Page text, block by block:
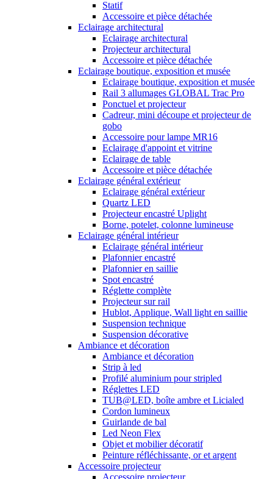
Statif
Accessoire et pièce détachée
Eclairage architectural
Eclairage architectural
Projecteur architectural
Accessoire et pièce détachée
Eclairage boutique, exposition et musée
Eclairage boutique, exposition et musée
Rail 3 allumages GLOBAL Trac Pro
Ponctuel et projecteur
Cadreur, mini découpe et projecteur de
gobo
Accessoire pour lampe MR16
Eclairage d'appoint et vitrine
Eclairage de table
Accessoire et pièce détachée
Eclairage général extérieur
Eclairage général extérieur
Quartz LED
Projecteur encastré Uplight
Borne, potelet, colonne lumineuse
Eclairage général intérieur
Eclairage général intérieur
Plafonnier encastré
Plafonnier en saillie
Spot encastré
Réglette complète
Projecteur sur rail
Hublot, Applique, Wall light en saillie
Suspension technique
Suspension décorative
Ambiance et décoration
Ambiance et décoration
Strip à led
Profilé aluminium pour stripled
Réglettes LED
TUB@LED, boîte ambre et Licialed
Cordon lumineux
Guirlande de bal
Led Neon Flex
Objet et mobilier décoratif
Peinture réfléchissante, or et argent
Accessoire projecteur
Accessoire projecteur